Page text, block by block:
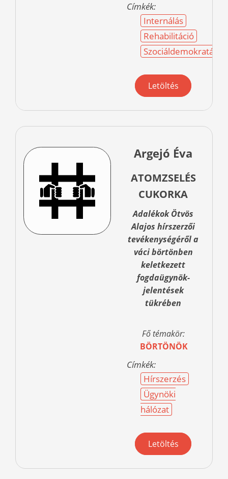
Címkék:
Internálás
Rehabilitáció
Szociáldemokraták
Letöltés
Argejó Éva
ATOMZSELÉS
CUKORKA
Adalékok Ötvös
Alajos hírszerzői
tevékenységéről a
váci börtönben
keletkezett
fogdaügynök-
jelentések
tükrében
Fő témakör:
BÖRTÖNÖK
Címkék:
Hírszerzés
Ügynöki
hálózat
Letöltés